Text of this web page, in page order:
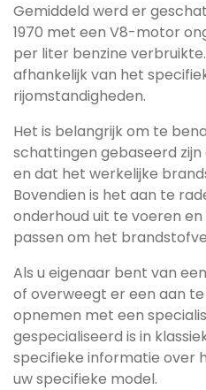
Gemiddeld werd er
1970 met een V8-motor
per liter benzine
afhankelijk van het
rijomstandigheden.
Het is belangrijk om te
schattingen gebaseerd
en dat het werkelijke
Bovendien is het aan te
onderhoud uit te voeren
passen om het
Als u eigenaar bent van
of overweegt er een aan
opnemen met een
gespecialiseerd is in
specifieke informatie over
uw specifieke model.